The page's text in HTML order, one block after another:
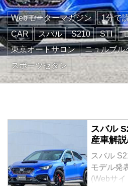
Webモーターマガジン
1分で
CAR
スバル S210 STI
東京オートサロン
ニュルブル
スポーツセダン
スバル
産車解説
スバル
モデル発
(Webサ